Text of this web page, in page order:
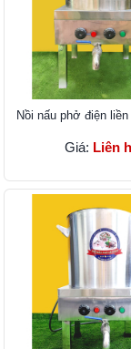
Nồi nấu phở điện liền
Giá: Liên